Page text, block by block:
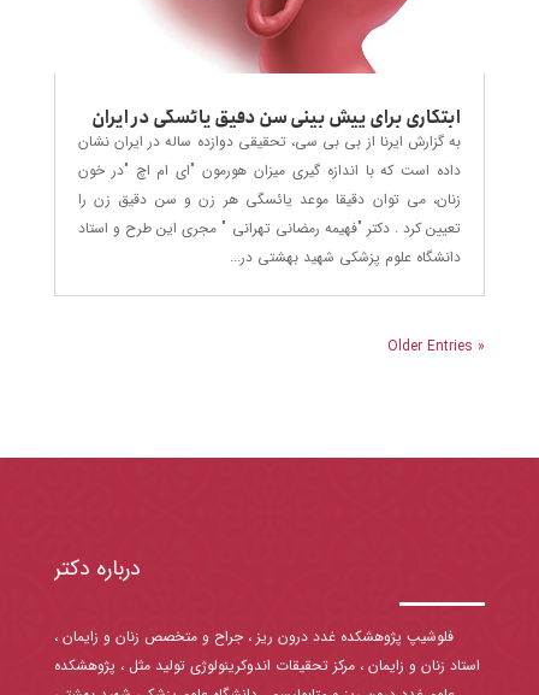
ابتکاری برای پیش بینی سن دقیق یائسگی در ایران
به گزارش ایرنا از بی بی سی، تحقیقی دوازده ساله در ایران نشان
داده است که با اندازه گیری میزان هورمون "ای ام اچ "‌در خون
زنان، می توان دقیقا موعد یائسگی هر زن و سن دقیق زن را
تعیین کرد . دکتر "فهیمه رمضانی تهرانی " مجری این طرح و استاد
دانشگاه علوم پزشکی شهید بهشتی در...
« Older Entries
درباره دکتر
فلوشیپ پژوهشکده غدد درون ریز ، جراح و متخصص زنان و زایمان ،
استاد زنان و زایمان ، مرکز تحقیقات اندوکرینولوژی تولید مثل ، پژوهشکده